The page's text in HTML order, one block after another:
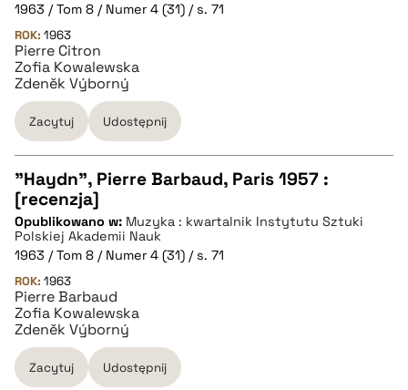
pobierz cytat
BIBTEX
pobierz cytat
1963 / Tom 8 / Numer 4 (31) / s. 71
ROK: 1963
Pierre Citron
Zofia Kowalewska
Zdeněk Výborný
Zacytuj Udostępnij
CZYSTY TEKST
pobierz cytat
BIBTEX
pobierz cytat
"Haydn", Pierre Barbaud, Paris 1957 :
[recenzja]
Opublikowano w: Muzyka : kwartalnik Instytutu Sztuki
Polskiej Akademii Nauk
1963 / Tom 8 / Numer 4 (31) / s. 71
ROK: 1963
Pierre Barbaud
Zofia Kowalewska
Zdeněk Výborný
Zacytuj Udostępnij